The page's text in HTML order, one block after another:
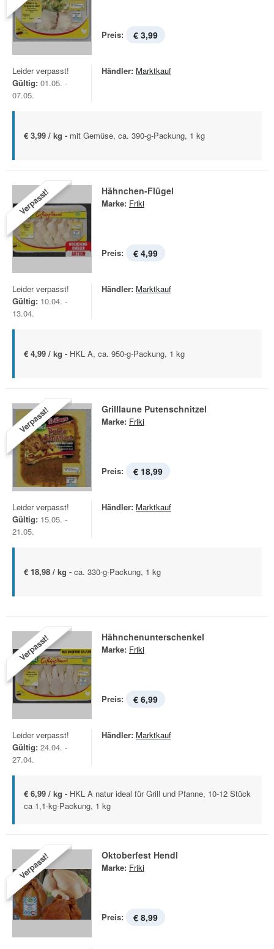
Preis: € 3,99
Leider verpasst!
Gültig: 01.05. -
07.05.
Händler: Marktkauf
€ 3,99 / kg - mit Gemüse, ca. 390-g-Packung, 1 kg
Verpasst! Hähnchen-Flügel
Marke: Friki
Preis: € 4,99
Leider verpasst!
Gültig: 10.04. -
13.04.
Händler: Marktkauf
€ 4,99 / kg - HKL A, ca. 950-g-Packung, 1 kg
Verpasst! Grilllaune Putenschnitzel
Marke: Friki
Preis: € 18,99
Leider verpasst!
Gültig: 15.05. -
21.05.
Händler: Marktkauf
€ 18,98 / kg - ca. 330-g-Packung, 1 kg
Verpasst! Hähnchenunterschenkel
Marke: Friki
Preis: € 6,99
Leider verpasst!
Gültig: 24.04. -
27.04.
Händler: Marktkauf
€ 6,99 / kg - HKL A natur ideal für Grill und Pfanne, 10-12 Stück
ca 1,1-kg-Packung, 1 kg
Verpasst! Oktoberfest Hendl
Marke: Friki
Preis: € 8,99